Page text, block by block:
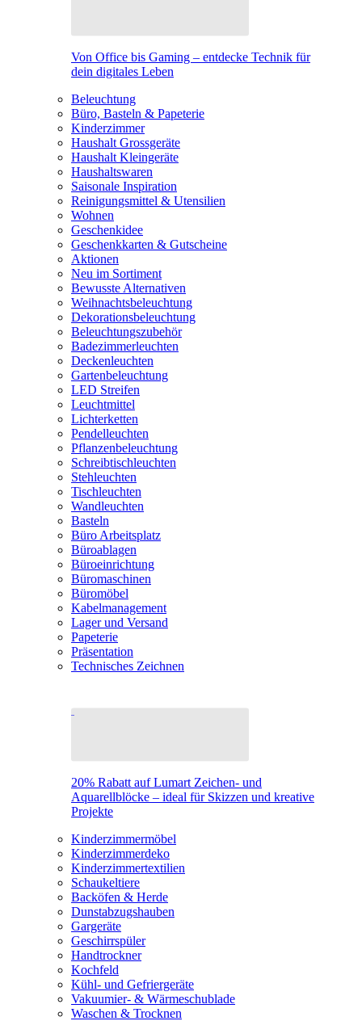
Von Office bis Gaming – entdecke Technik für
dein digitales Leben
Beleuchtung
Büro, Basteln & Papeterie
Kinderzimmer
Haushalt Grossgeräte
Haushalt Kleingeräte
Haushaltswaren
Saisonale Inspiration
Reinigungsmittel & Utensilien
Wohnen
Geschenkidee
Geschenkkarten & Gutscheine
Aktionen
Neu im Sortiment
Bewusste Alternativen
Weihnachtsbeleuchtung
Dekorationsbeleuchtung
Beleuchtungszubehör
Badezimmerleuchten
Deckenleuchten
Gartenbeleuchtung
LED Streifen
Leuchtmittel
Lichterketten
Pendelleuchten
Pflanzenbeleuchtung
Schreibtischleuchten
Stehleuchten
Tischleuchten
Wandleuchten
Basteln
Büro Arbeitsplatz
Büroablagen
Büroeinrichtung
Büromaschinen
Büromöbel
Kabelmanagement
Lager und Versand
Papeterie
Präsentation
Technisches Zeichnen
20% Rabatt auf Lumart Zeichen- und
Aquarellblöcke – ideal für Skizzen und kreative
Projekte
Kinderzimmermöbel
Kinderzimmerdeko
Kinderzimmertextilien
Schaukeltiere
Backöfen & Herde
Dunstabzugshauben
Gargeräte
Geschirrspüler
Handtrockner
Kochfeld
Kühl- und Gefriergeräte
Vakuumier- & Wärmeschublade
Waschen & Trocknen